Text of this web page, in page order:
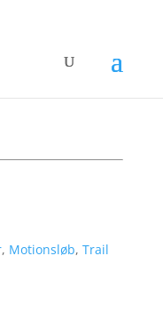
Brørup
, Motionsløb, Trail